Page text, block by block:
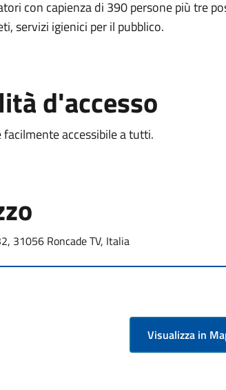
con capienza di 390 persone più tre
servizi igienici per il pubblico.
d'accesso
accessibile a tutti.
31056 Roncade TV, Italia
Visualizza in